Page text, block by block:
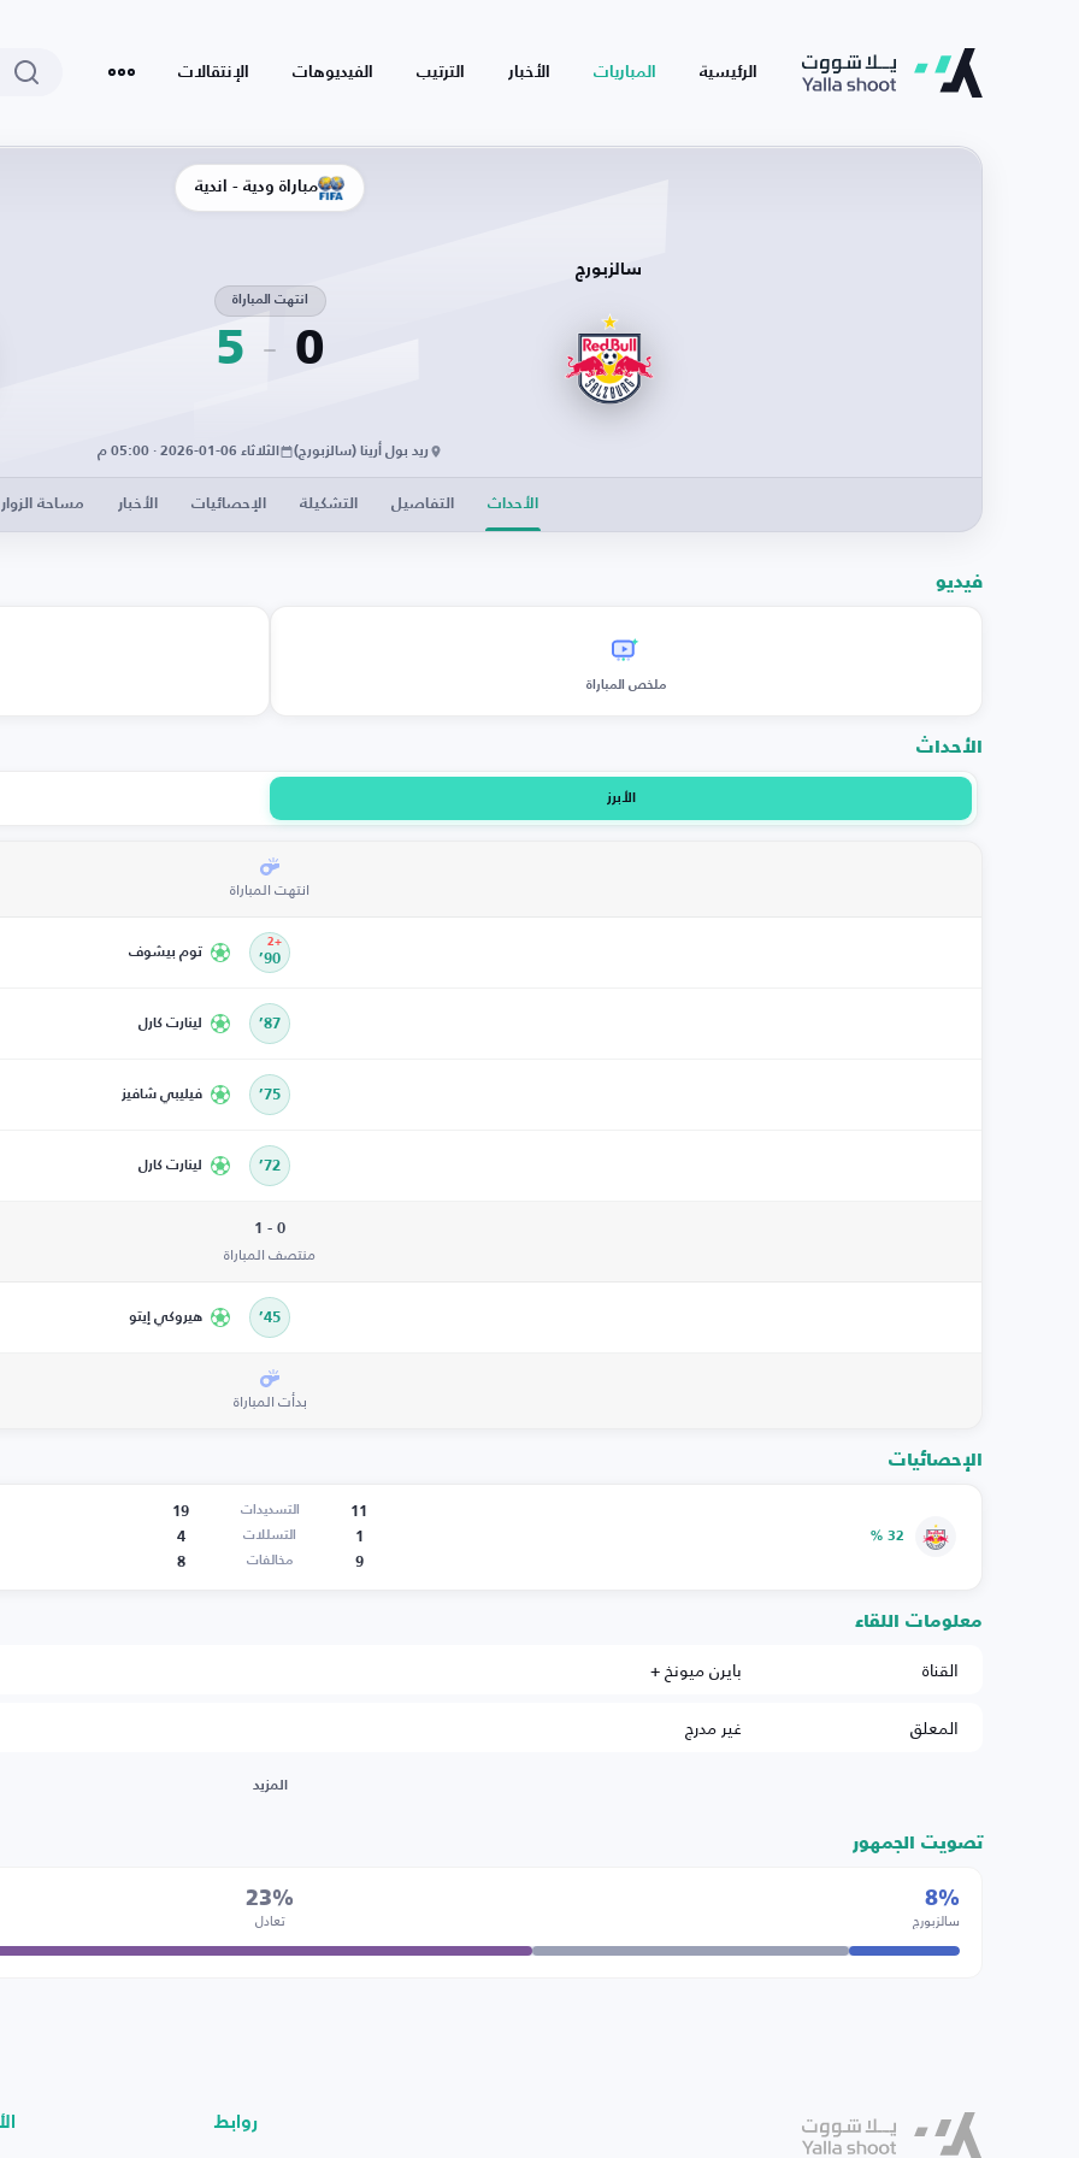
الرئيسية المباريات الأخبار الترتيب الفيديوهات الإنتقالات
مباراة ودية - أندية
سالزبورج
0
انتهت المباراة
5
ريد بول أرينا (سالزبورج) الثلاثاء 06-01-2026 · 05:00 م
الأحداث التفاصيل التشكيلة الإحصائيات الأخبار مساحة الزوار
فيديو
ملخص المباراة
الأحداث
الأبرز
انتهت المباراة
90’
+2
توم بيشوف
87’ لينارت كارل
75’ فيليبي شافيز
72’ لينارت كارل
0 - 1
منتصف المباراة
45’ هيروكي إيتو
بدأت المباراة
الإحصائيات
32 %
11 التسديدات
19
1
التسللات
4
9
مخالفات 8
معلومات اللقاء
القناة
بايرن ميونخ +
المعلق
غير مدرج
المزيد
تصويت الجمهور
8%
سالزبورج
23%
تعادل
روابط